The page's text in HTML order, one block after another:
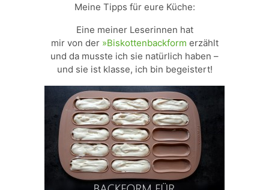
Meine Tipps für eure Küche:
Eine meiner Leserinnen hat
mir von der »Biskottenbackform erzählt
und da musste ich sie natürlich haben –
und sie ist klasse, ich bin begeistert!